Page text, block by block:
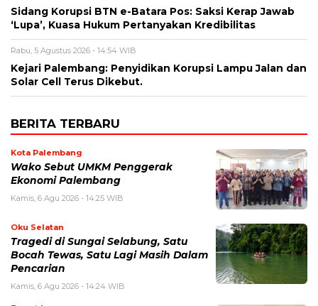
Sidang Korupsi BTN e-Batara Pos: Saksi Kerap Jawab
‘Lupa’, Kuasa Hukum Pertanyakan Kredibilitas
Rabu, 5 Agustus 2026 - 14:54 WIB
Kejari Palembang: Penyidikan Korupsi Lampu Jalan dan
Solar Cell Terus Dikebut.
BERITA TERBARU
Kota Palembang
Wako Sebut UMKM Penggerak
Ekonomi Palembang
Kamis, 6 Agu 2026 - 14:25 WIB
Oku Selatan
Tragedi di Sungai Selabung, Satu
Bocah Tewas, Satu Lagi Masih Dalam
Pencarian
Kamis, 6 Agu 2026 - 14:24 WIB